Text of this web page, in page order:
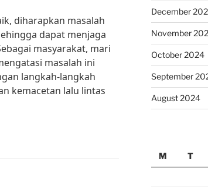
diharapkan masalah
dapat menjaga
masyarakat, mari
masalah ini
langkah-langkah
kemacetan lalu lintas
December
November
October 2024
September
August 2024
M
T